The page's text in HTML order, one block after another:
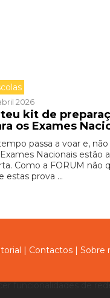
2026
kit de
os Exames
passa a voar e,
Nacionais estão
Como a FORUM não
estas prova ...
| Contactos | Sobre
funcionalidades de